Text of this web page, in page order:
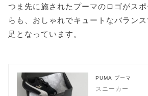
つま先に施されたプーマのロゴがス
らも、おしゃれでキュートなバラン
足となっています。
PUMA プーマ
スニーカー